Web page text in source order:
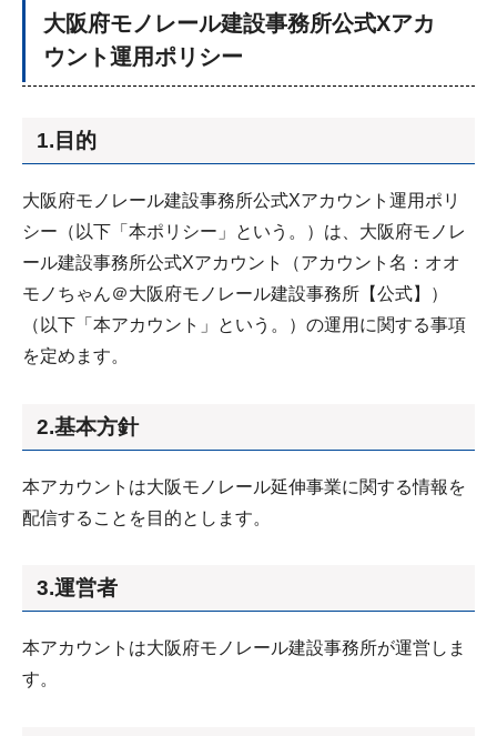
大阪府モノレール建設事務所公式Xアカ
ウント運用ポリシー
1.目的
大阪府モノレール建設事務所公式Xアカウント運用ポリ
シー（以下「本ポリシー」という。）は、大阪府モノレ
ール建設事務所公式Xアカウント（アカウント名：オオ
モノちゃん＠大阪府モノレール建設事務所【公式】）
（以下「本アカウント」という。）の運用に関する事項
を定めます。
2.基本方針
本アカウントは大阪モノレール延伸事業に関する情報を
配信することを目的とします。
3.運営者
本アカウントは大阪府モノレール建設事務所が運営しま
す。